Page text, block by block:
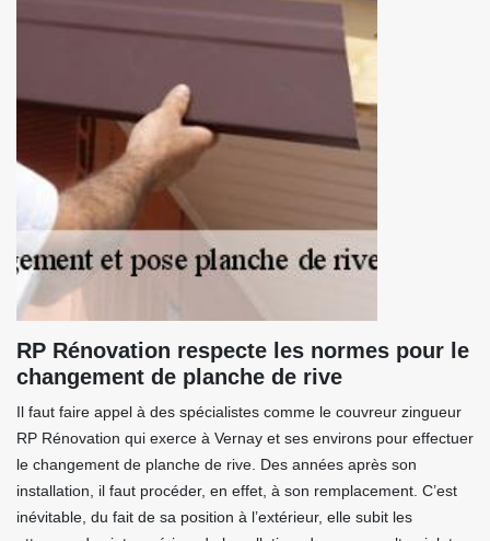
RP Rénovation respecte les normes pour le
changement de planche de rive
Il faut faire appel à des spécialistes comme le couvreur zingueur
RP Rénovation qui exerce à Vernay et ses environs pour effectuer
le changement de planche de rive. Des années après son
installation, il faut procéder, en effet, à son remplacement. C’est
inévitable, du fait de sa position à l’extérieur, elle subit les